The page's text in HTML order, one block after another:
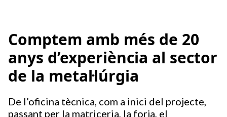
Comptem amb més de 20
anys d’experiència al sector
de la metal·lúrgia
De l’oficina tècnica, com a inici del projecte,
passant per la matriceria, la forja, el